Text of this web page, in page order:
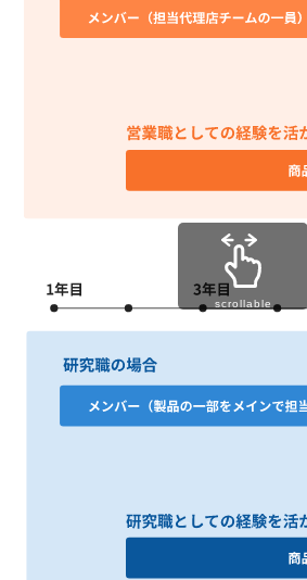
scrollable